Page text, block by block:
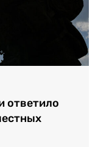
ответило